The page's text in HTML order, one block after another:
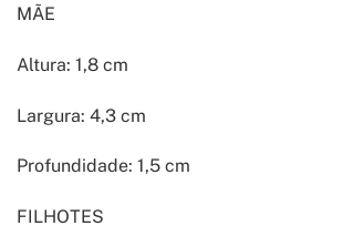
MÃE
Altura: 1,8 cm
Largura: 4,3 cm
Profundidade: 1,5 cm
FILHOTES